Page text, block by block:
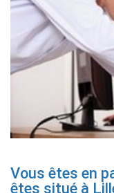
Vous êtes en
êtes situé à